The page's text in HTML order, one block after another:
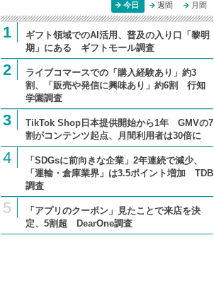
今日 週間 月間
1
ギフト領域でのAI活用、普及の入り口「黎明
期」にある ギフトモール調査
2
ライブコマースでの「購入経験あり」約3
割、「販売や発信に興味あり」約6割 行知
学園調査
3
TikTok Shop日本提供開始から1年 GMVの7
割がコンテンツ起点、月間利用者は30倍に
4
「SDGsに前向きな企業」2年連続で減少、
「運輸・倉庫業界」は3.5ポイント増加 TDB
調査
5
「アプリのクーポン」見たことで来店を決
定、5割超 DearOne調査